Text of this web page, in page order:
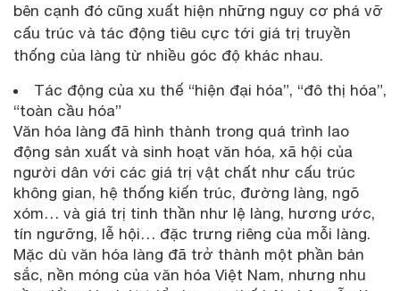
bên cạnh đó cũng xuất hiện những nguy cơ phá vỡ
cấu trúc và tác động tiêu cực tới giá trị truyền
thống của làng từ nhiều góc độ khác nhau.
Tác động của xu thế “hiện đại hóa”, “đô thị hóa”,
“toàn cầu hóa”
Văn hóa làng đã hình thành trong quá trình lao
động sản xuất và sinh hoạt văn hóa, xã hội của
người dân với các giá trị vật chất như cấu trúc
không gian, hệ thống kiến trúc, đường làng, ngõ
xóm… và giá trị tinh thần như lệ làng, hương ước,
tín ngưỡng, lễ hội… đặc trưng riêng của mỗi làng.
Mặc dù văn hóa làng đã trở thành một phần bản
sắc, nền móng của văn hóa Việt Nam, nhưng nhu